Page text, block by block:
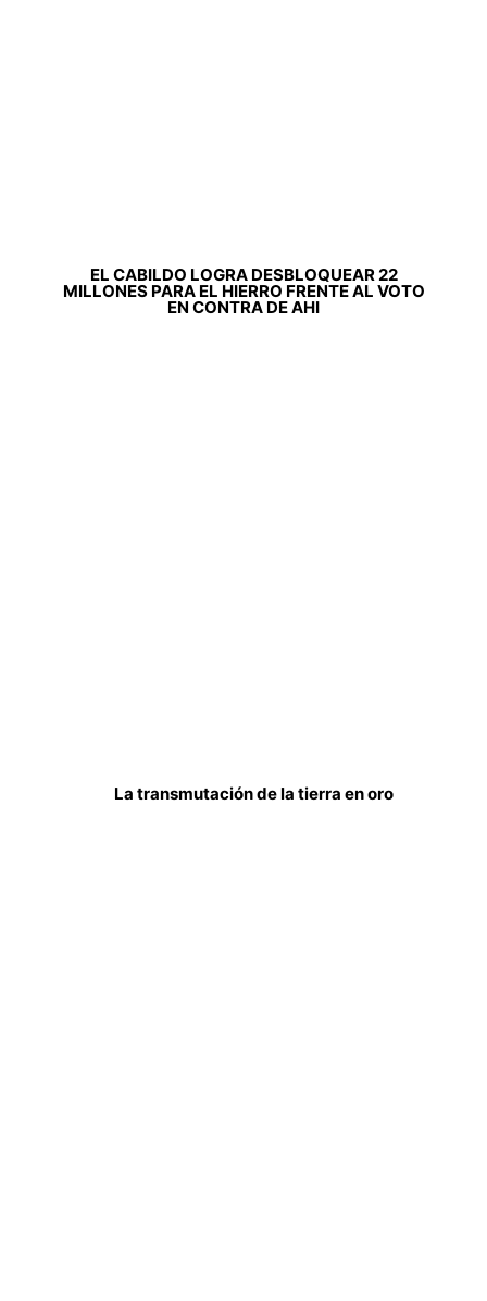
EL CABILDO LOGRA DESBLOQUEAR 22
MILLONES PARA EL HIERRO FRENTE AL VOTO
EN CONTRA DE AHI
La transmutación de la tierra en oro